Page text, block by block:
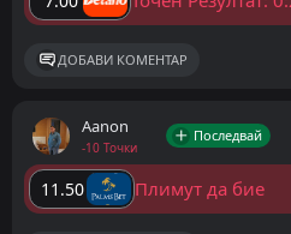
ДОБАВИ КОМЕНТАР
Aanon
-10 Точки
Последвай
11.50 Плимут да бие